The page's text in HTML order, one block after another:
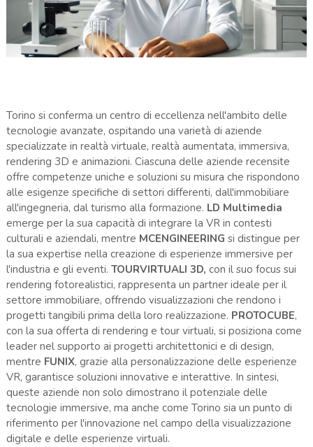
Torino si conferma un centro di eccellenza nell'ambito delle
tecnologie avanzate, ospitando una varietà di aziende
specializzate in realtà virtuale, realtà aumentata, immersiva,
rendering 3D e animazioni. Ciascuna delle aziende recensite
offre competenze uniche e soluzioni su misura che rispondono
alle esigenze specifiche di settori differenti, dall'immobiliare
all'ingegneria, dal turismo alla formazione. LD Multimedia
emerge per la sua capacità di integrare la VR in contesti
culturali e aziendali, mentre MCENGINEERING si distingue per
la sua expertise nella creazione di esperienze immersive per
l'industria e gli eventi. TOURVIRTUALI 3D, con il suo focus sui
rendering fotorealistici, rappresenta un partner ideale per il
settore immobiliare, offrendo visualizzazioni che rendono i
progetti tangibili prima della loro realizzazione. PROTOCUBE,
con la sua offerta di rendering e tour virtuali, si posiziona come
leader nel supporto ai progetti architettonici e di design,
mentre FUNIX, grazie alla personalizzazione delle esperienze
VR, garantisce soluzioni innovative e interattive. In sintesi,
queste aziende non solo dimostrano il potenziale delle
tecnologie immersive, ma anche come Torino sia un punto di
riferimento per l'innovazione nel campo della visualizzazione
digitale e delle esperienze virtuali.